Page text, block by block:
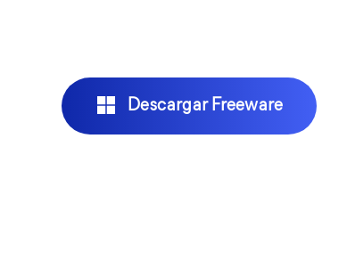
Descargar Freeware